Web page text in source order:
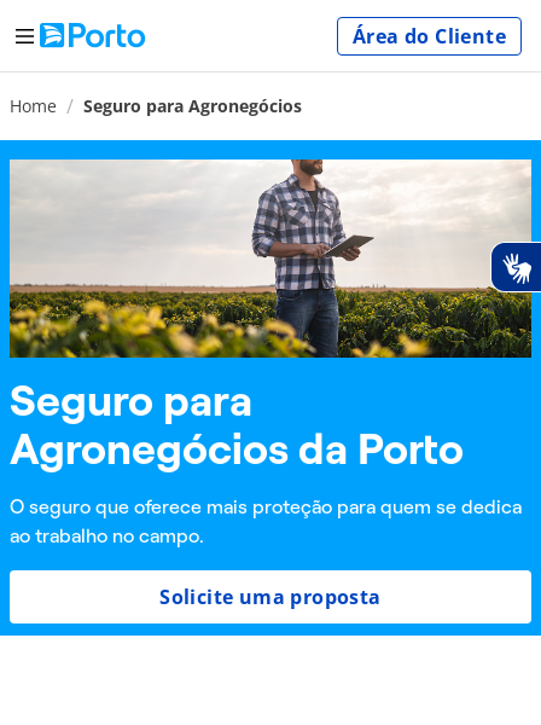
Área do Cliente
Home Seguro para Agronegócios
Seguro para
Agronegócios da Porto
O seguro que oferece mais proteção para quem se dedica
ao trabalho no campo.
Solicite uma proposta